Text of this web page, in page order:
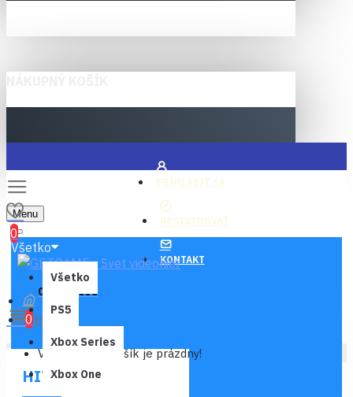
PRIHLÁSIŤ SA
REGISTROVAŤ
KONTAKT
Menu
0
0 ks - 0,00€
0
Váš nákupný košík je prázdny!
Všetko
Všetko
PS5
Xbox Series
Xbox One
Hitman 3
HITMAN 3